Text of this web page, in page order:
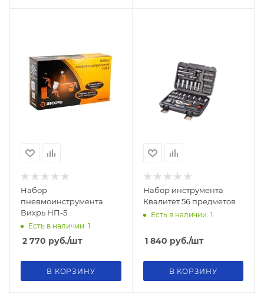
Набор
пневмоинструмента
Вихрь НП-5
Есть в наличии: 1
2 770 руб./шт
В КОРЗИНУ
Набор инструмента
Квалитет 56 предметов
Есть в наличии: 1
1 840 руб./шт
В КОРЗИНУ